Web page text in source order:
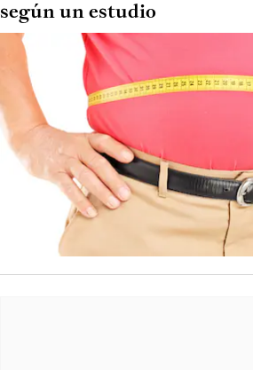
según un estudio